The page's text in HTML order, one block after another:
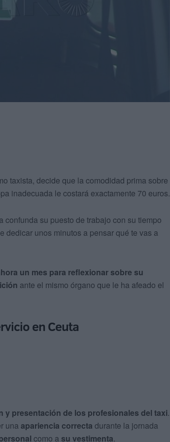
taxista, decide que la comodidad prima sobre
inadecuada le costará exactamente 70 euros.
su puesto de trabajo con su tiempo
dedicar unos minutos a pensar qué te vas a
un mes para reflexionar sobre su
ante el mismo órgano que le ha afeado el
en Ceuta
y presentación de los profesionales del taxi.
una apariencia correcta durante la jornada
como a su vestimenta.